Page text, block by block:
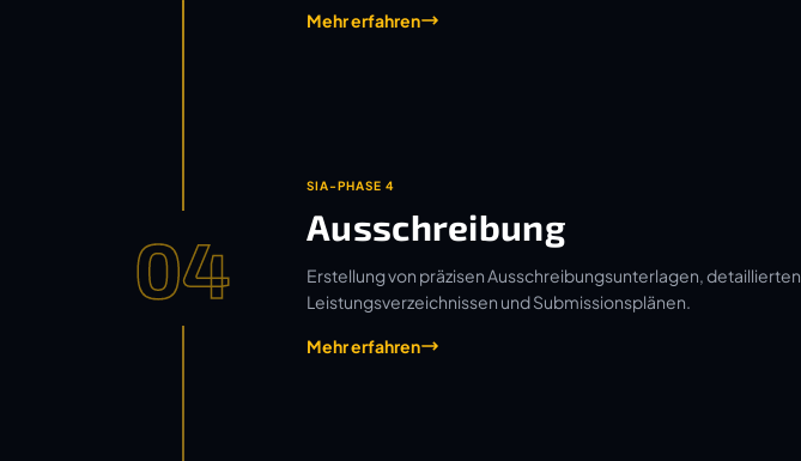
Mehr erfahren
04
SIA-PHASE 4
Ausschreibung
Erstellung von präzisen Ausschreibungsunterlagen, detaillierten
Leistungsverzeichnissen und Submissionsplänen.
Mehr erfahren